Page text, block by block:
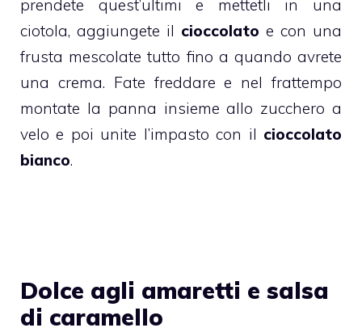
prendete quest’ultimi e mettetli in una
ciotola, aggiungete il cioccolato e con una
frusta mescolate tutto fino a quando avrete
una crema. Fate freddare e nel frattempo
montate la panna insieme allo zucchero a
velo e poi unite l’impasto con il cioccolato
bianco.
Dolce agli amaretti e salsa
di caramello